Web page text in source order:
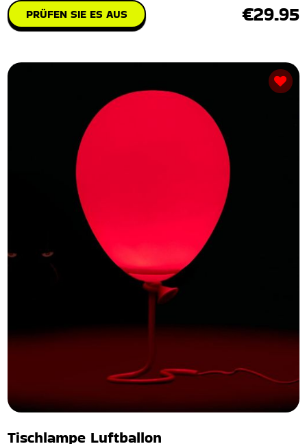
PRÜFEN SIE ES AUS €29.95
Tischlampe Luftballon